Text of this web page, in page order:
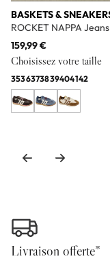
BASKETS &
ROCKET NAPPA Jeans
159,99 €
Choisissez votre taille
3536373839404142
Livraison offerte*